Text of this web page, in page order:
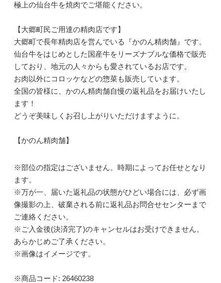
極上の仙台牛を焼肉でご堪能ください。
【大郷町民ご用達の精肉店です】
大郷町で長年精肉店を営んでいる『かのん精肉舗』です。
仙台牛をはじめとした国産牛をリーズナブルな価格で販売
しており、地元の人々からも愛されているお店です。
お肉以外にコロッケなどの惣菜も販売しています。
全国の皆様に、かのん精肉舗自慢の返礼品をお届けいたし
ます！
どうぞ美味しくお召し上がりいただけますように。
【かのん精肉舗】
※部位の指定はございません。時期によってお任せとなり
ます。
※万が一、届いた返礼品の状態がひどい場合には、必ず画
像撮影の上、破棄される前に返礼品お問合せセンターまで
ご連絡ください。
※ご入金後(決済完了)のキャンセルはお受けできません。
あらかじめご了承ください。
※画像はイメージです。
※商品コード: 26460238